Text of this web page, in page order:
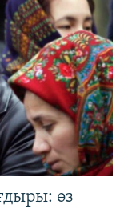
өз